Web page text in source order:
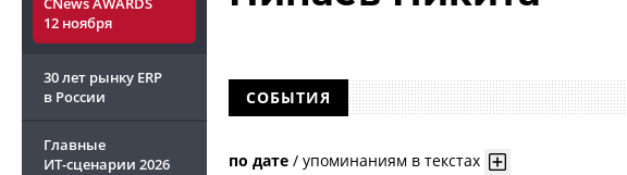
12 ноября
30 лет рынку ERP
в России
Главные
ИТ-сценарии 2026
СОБЫТИЯ
по дате / упоминаниям в текстах